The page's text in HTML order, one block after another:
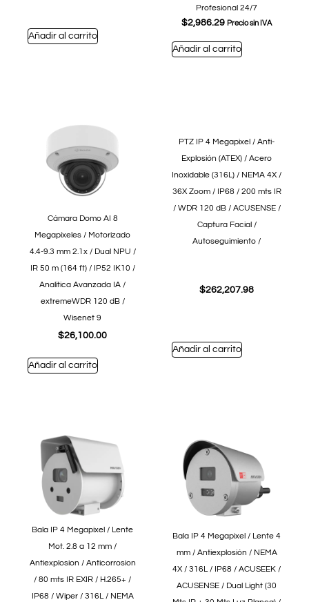
Añadir al carrito
Profesional 24/7
$2,986.29 Precio sin IVA
Añadir al carrito
Cámara Domo AI 8
Megapíxeles / Motorizado
4.4-9.3 mm 2.1x / Dual NPU /
IR 50 m (164 ft) / IP52 IK10 /
Analítica Avanzada IA /
extremeWDR 120 dB /
Wisenet 9
$26,100.00
Añadir al carrito
PTZ IP 4 Megapixel / Anti-
Explosión (ATEX) / Acero
Inoxidable (316L) / NEMA 4X /
36X Zoom / IP68 / 200 mts IR
/ WDR 120 dB / ACUSENSE /
Captura Facial /
Autoseguimiento /
$262,207.98
Añadir al carrito
Bala IP 4 Megapixel / Lente
Mot. 2.8 a 12 mm /
Antiexplosion / Anticorrosion
/ 80 mts IR EXIR / H.265+ /
IP68 / Wiper / 316L / NEMA
Bala IP 4 Megapixel / Lente 4
mm / Antiexplosión / NEMA
4X / 316L / IP68 / ACUSEEK /
ACUSENSE / Dual Light (30